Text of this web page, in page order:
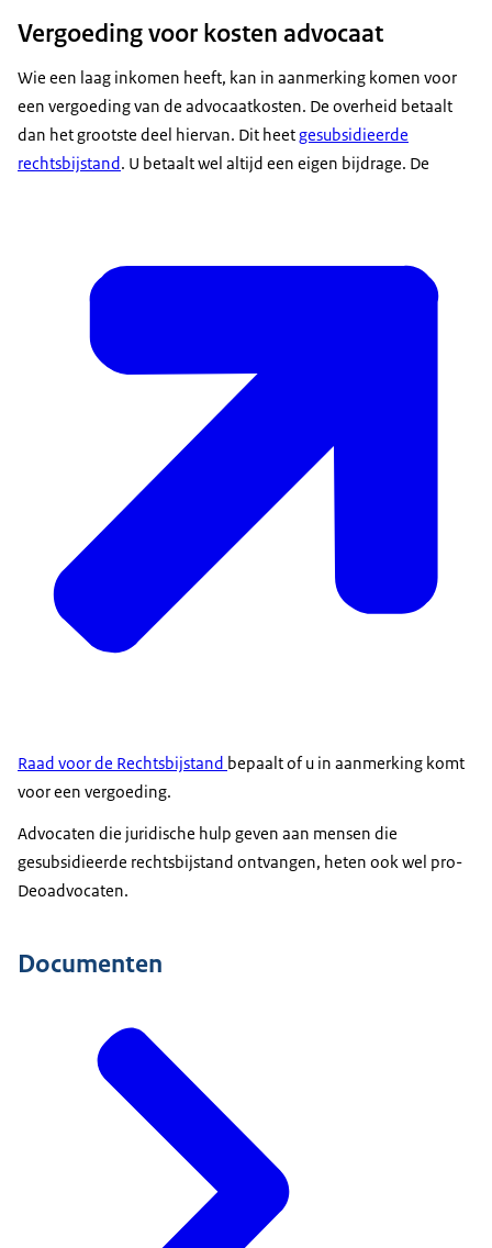
Vergoeding voor kosten advocaat
Wie een laag inkomen heeft, kan in aanmerking komen voor
een vergoeding van de advocaatkosten. De overheid betaalt
dan het grootste deel hiervan. Dit heetgesubsidieerde
rechtsbijstand. U betaalt wel altijd een eigen bijdrage. De
Raad voor de Rechtsbijstand bepaalt of u in aanmerking komt
voor een vergoeding.
Advocaten die juridische hulp geven aan mensen die
gesubsidieerde rechtsbijstand ontvangen, heten ook wel pro-
Deoadvocaten.
Documenten